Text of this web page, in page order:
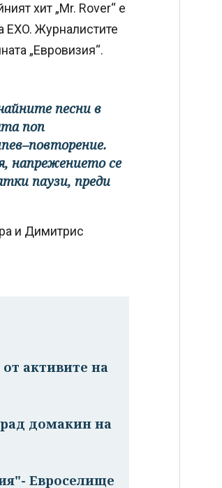
хит „Mr. Rover“ е
EXO. Журналистите
„Евровизия“.
песни в
поп
напрежението се
паузи, преди
и Димитрис
активите на
домакин на
Евроселище